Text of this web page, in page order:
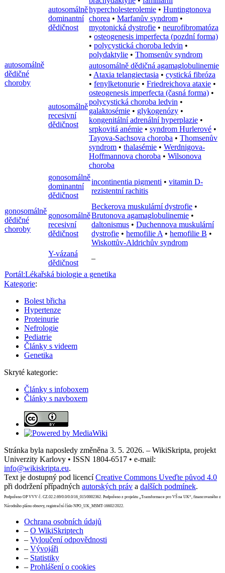
autosomálně
dědičné
choroby
autosomálně
dominantní
dědičnost
hypercholesterolemie • Huntingtonova
chorea • Marfanův syndrom •
myotonická dystrofie • neurofibromatóza
• osteogenesis imperfecta (pozdní forma)
• polycystická choroba ledvin •
polydaktylie • Thomsenův syndrom
autosomálně
recesivní
dědičnost
autosomálně dědičná agamaglobulinemie
• Ataxia telangiectasia • cystická fibróza
• fenylketonurie • Friedreichova ataxie •
osteogenesis imperfecta (časná forma) •
polycystická choroba ledvin •
galaktosémie • glykogenózy •
kongenitální adrenální hyperplazie •
srpkovitá anémie • syndrom Hurlerové •
Tayova-Sachsova choroba • Thomsenův
syndrom • thalasémie • Werdnigova-
Hoffmannova choroba • Wilsonova
choroba
gonosomálně
dědičné
choroby
gonosomálně
dominantní
dědičnost
incontinentia pigmenti • vitamin D-
rezistentní rachitis
gonosomálně
recesivní
dědičnost
Beckerova muskulární dystrofie •
Brutonova agamaglobulinemie •
daltonismus • Duchennova muskulární
dystrofie • hemofilie A• hemofilie B •
Wiskottův-Aldrichův syndrom
Y-vázaná
dědičnost
–
Portál:Lékařská biologie a genetika
Kategorie:
Bolest břicha
Hypertenze
Proteinurie
Nefrologie
Pediatrie
Články s videem
Genetika
Skryté kategorie:
Články s infoboxem
Články s navboxem
Stránka byla naposledy změněna 3. 5. 2026. – WikiSkripta, projekt
Univerzity Karlovy • ISSN 1804-6517 • e-mail:
info@wikiskripta.eu.
Text je dostupný pod licencí Creative Commons Uveďte původ 4.0
při dodržení případných autorských práv a dalších podmínek.
Podpořeno OP VVV č. CZ.02.2.69/0.0/0.0/16_015/0002362. Podpořeno z projektu „Transformace pro VŠ na UK“, financovaného z
Národního plánu obnovy, registrační číslo NPO_UK_MSMT-16602/2022.
Ochrana osobních údajů
– O WikiSkriptech
– Vyloučení odpovědnosti
– Vývojáři
– Statistiky
– Prohlášení o cookies